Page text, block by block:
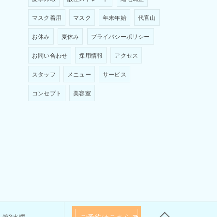
マスク着用 マスク 年末年始 代官山
お休み 夏休み プライバシーポリシー
お問い合わせ 採用情報 アクセス
スタッフ メニュー サービス
コンセプト 美容室